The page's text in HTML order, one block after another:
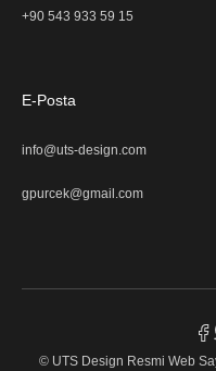
+90 543 933 59 15
E-Posta
info@uts-design.com
gpurcek@gmail.com
© UTS Design Resmi Web